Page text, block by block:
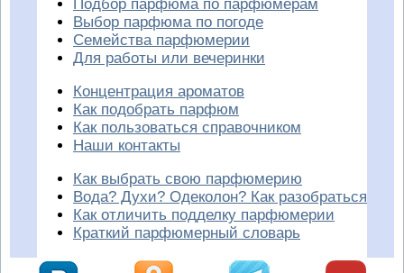
Подбор парфюма по парфюмерам
Выбор парфюма по погоде
Семейства парфюмерии
Для работы или вечеринки
Концентрация ароматов
Как подобрать парфюм
Как пользоваться справочником
Наши контакты
Как выбрать свою парфюмерию
Вода? Духи? Одеколон? Как разобраться
Как отличить подделку парфюмерии
Краткий парфюмерный словарь